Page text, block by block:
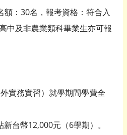
：30名，報考資格：符合入
中及非農業類科畢業生亦可報
實務實習）就學期間學費全
台幣12,000元（6學期）。